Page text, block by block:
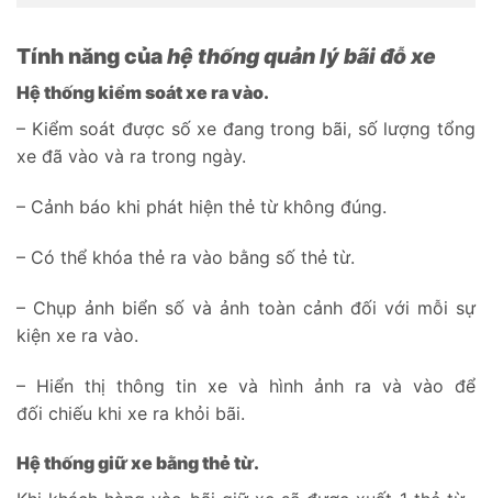
Tính năng củahệ thống quản lý bãi đỗ xe
Hệ thống kiểm soát xe ra vào.
– Kiểm soát được số xe đang trong bãi, số lượng tổng
xe đã vào và ra trong ngày.
– Cảnh báo khi phát hiện thẻ từ không đúng.
– Có thể khóa thẻ ra vào bằng số thẻ từ.
– Chụp ảnh biển số và ảnh toàn cảnh đối với mỗi sự
kiện xe ra vào.
– Hiển thị thông tin xe và hình ảnh ra và vào để
đối chiếu khi xe ra khỏi bãi.
Hệ thống giữ xe bằng thẻ từ.